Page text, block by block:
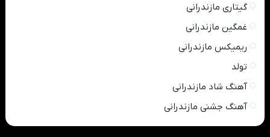
گیتاری مازندرانی
غمگین مازندرانی
ریمیکس مازندرانی
تولد
آهنگ شاد مازندرانی
آهنگ جشنی مازندرانی